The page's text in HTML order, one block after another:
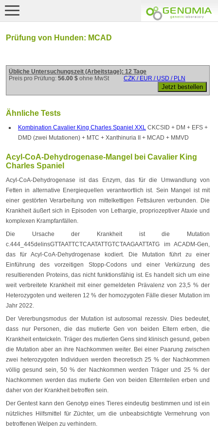
Prüfung von Hunden: MCAD
Übliche Untersuchungszeit (Arbeitstage): 12 Tage
Preis pro Prüfung: 56.00 $ ohne MwSt CZK / EUR / USD / PLN
Ähnliche Tests
Kombination Cavalier King Charles Spaniel XXL CKCSID + DM + EFS +
DMD (zwei Mutationen) + MTC + Xanthinuria II + MCAD + MMVD
Acyl-CoA-Dehydrogenase-Mangel bei Cavalier King
Charles Spaniel
Acyl-CoA-Dehydrogenase ist das Enzym, das für die Umwandlung von
Fetten in alternative Energiequellen verantwortlich ist. Sein Mangel ist mit
einer gestörten Verarbeitung von mittelkettigen Fettsäuren verbunden. Die
Krankheit äußert sich in Episoden von Lethargie, propriozeptiver Ataxie und
komplexen Krampfanfällen.
Die Ursache der Krankheit ist die Mutation
c.444_445delinsGTTAATTCTCAATATTGTCTAAGAATTATG im ACADM-Gen,
das für Acyl-CoA-Dehydrogenase kodiert. Die Mutation führt zu einer
Einführung des vorzeitigen Stopp-Codons und einer Verkürzung des
resultierenden Proteins, das nicht funktionsfähig ist. Es handelt sich um eine
weit verbreitete Krankheit mit einer gemeldeten Prävalenz von 23,5 % der
Heterozygoten und weiteren 12 % der homozygoten Fälle dieser Mutation im
Jahr 2022.
Der Vererbungsmodus der Mutation ist autosomal rezessiv. Dies bedeutet,
dass nur Personen, die das mutierte Gen von beiden Eltern erben, die
Krankheit entwickeln. Träger des mutierten Gens sind klinisch gesund, geben
die Mutation aber an ihre Nachkommen weiter. Bei einer Paarung zwischen
zwei heterozygoten Individuen werden theoretisch 25 % der Nachkommen
völlig gesund sein, 50 % der Nachkommen werden Träger und 25 % der
Nachkommen werden das mutierte Gen von beiden Elternteilen erben und
daher von der Krankheit betroffen sein.
Der Gentest kann den Genotyp eines Tieres eindeutig bestimmen und ist ein
nützliches Hilfsmittel für Züchter, um die unbeabsichtigte Vermehrung von
betroffenen Welpen zu verhindern.